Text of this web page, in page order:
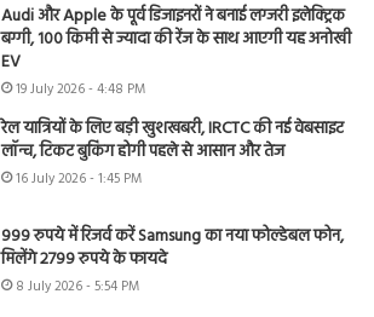
Audi और Apple के पूर्व डिजाइनरों ने बनाई लग्जरी इलेक्ट्रिक
बग्गी, 100 किमी से ज्यादा की रेंज के साथ आएगी यह अनोखी
EV
19 July 2026 - 4:48 PM
रेल यात्रियों के लिए बड़ी खुशखबरी, IRCTC की नई वेबसाइट
लॉन्च, टिकट बुकिंग होगी पहले से आसान और तेज
16 July 2026 - 1:45 PM
999 रुपये में रिजर्व करें Samsung का नया फोल्डेबल फोन,
मिलेंगे 2799 रुपये के फायदे
8 July 2026 - 5:54 PM